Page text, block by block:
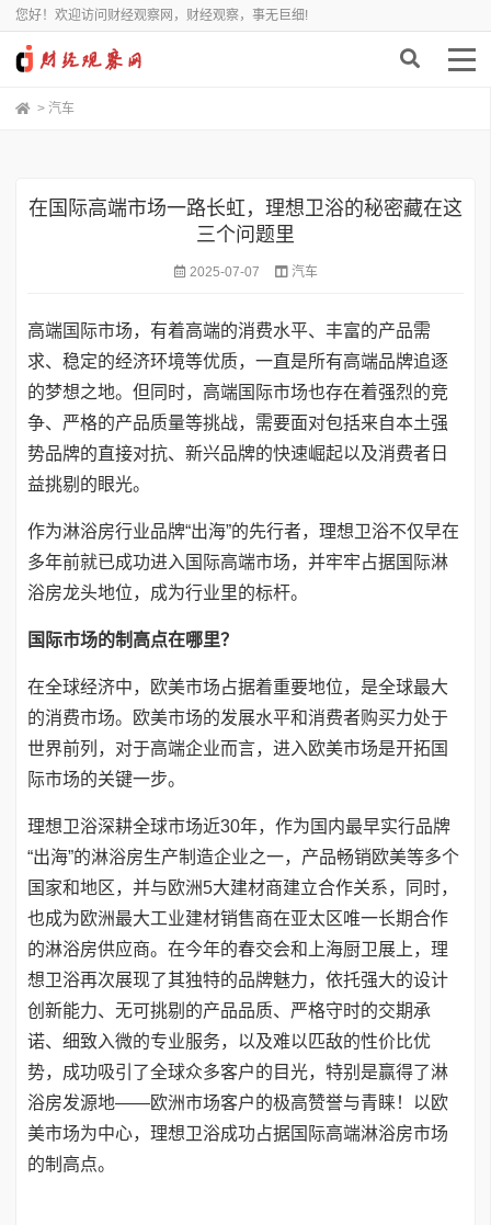
您好！欢迎访问财经观察网，财经观察，事无巨细!
> 汽车
在国际高端市场一路长虹，理想卫浴的秘密藏在这
三个问题里
2025-07-07 汽车
高端国际市场，有着高端的消费水平、丰富的产品需
求、稳定的经济环境等优质，一直是所有高端品牌追逐
的梦想之地。但同时，高端国际市场也存在着强烈的竞
争、严格的产品质量等挑战，需要面对包括来自本土强
势品牌的直接对抗、新兴品牌的快速崛起以及消费者日
益挑剔的眼光。
作为淋浴房行业品牌“出海”的先行者，理想卫浴不仅早在
多年前就已成功进入国际高端市场，并牢牢占据国际淋
浴房龙头地位，成为行业里的标杆。
国际市场的制高点在哪里？
在全球经济中，欧美市场占据着重要地位，是全球最大
的消费市场。欧美市场的发展水平和消费者购买力处于
世界前列，对于高端企业而言，进入欧美市场是开拓国
际市场的关键一步。
理想卫浴深耕全球市场近30年，作为国内最早实行品牌
“出海”的淋浴房生产制造企业之一，产品畅销欧美等多个
国家和地区，并与欧洲5大建材商建立合作关系，同时，
也成为欧洲最大工业建材销售商在亚太区唯一长期合作
的淋浴房供应商。在今年的春交会和上海厨卫展上，理
想卫浴再次展现了其独特的品牌魅力，依托强大的设计
创新能力、无可挑剔的产品品质、严格守时的交期承
诺、细致入微的专业服务，以及难以匹敌的性价比优
势，成功吸引了全球众多客户的目光，特别是赢得了淋
浴房发源地——欧洲市场客户的极高赞誉与青睐！以欧
美市场为中心，理想卫浴成功占据国际高端淋浴房市场
的制高点。